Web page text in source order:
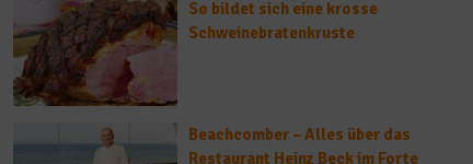
So bildet sich eine krosse
Schweinebratenkruste
Beachcomber – Alles über das
Restaurant Heinz Beck im Forte